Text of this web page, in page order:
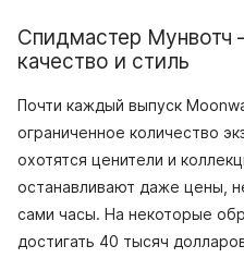
Спидмастер Мунвотч
качество и стиль
Почти каждый выпуск
ограниченное количество
охотятся ценители и
останавливают даже цены,
сами часы. На некоторые
достигать 40 тысяч